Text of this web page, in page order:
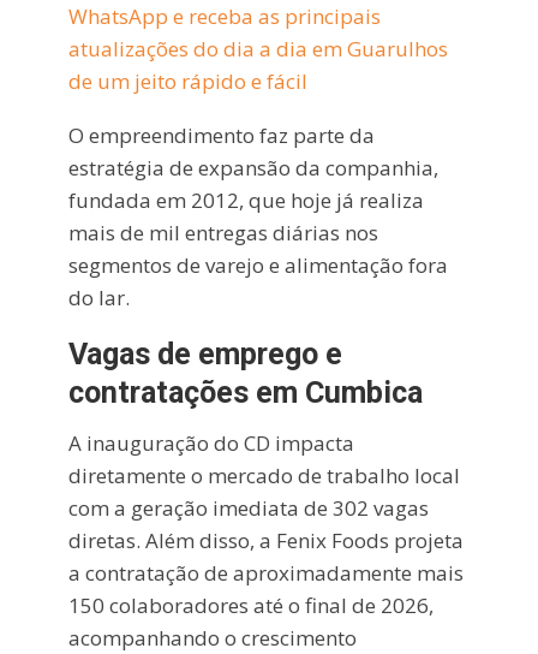
WhatsApp e receba as principais
atualizações do dia a dia em Guarulhos
de um jeito rápido e fácil
O empreendimento faz parte da
estratégia de expansão da companhia,
fundada em 2012, que hoje já realiza
mais de mil entregas diárias nos
segmentos de varejo e alimentação fora
do lar.
Vagas de emprego e
contratações em Cumbica
A inauguração do CD impacta
diretamente o mercado de trabalho local
com a geração imediata de 302 vagas
diretas. Além disso, a Fenix Foods projeta
a contratação de aproximadamente mais
150 colaboradores até o final de 2026,
acompanhando o crescimento